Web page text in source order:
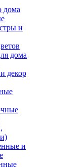
дома
и
дома
декор
и